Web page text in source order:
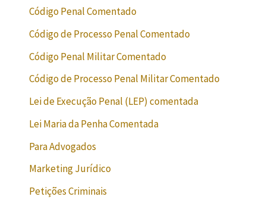
Código Penal Comentado
Código de Processo Penal Comentado
Código Penal Militar Comentado
Código de Processo Penal Militar Comentado
Lei de Execução Penal (LEP) comentada
Lei Maria da Penha Comentada
Para Advogados
Marketing Jurídico
Petições Criminais